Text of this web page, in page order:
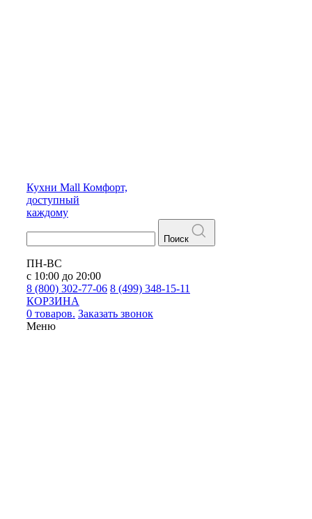
Кухни Mall Комфорт,
доступный
каждому
Поиск
ПН-ВС
с 10:00 до 20:00
8 (800) 302-77-06 8 (499) 348-15-11
КОРЗИНА
0 товаров. Заказать звонок
Меню